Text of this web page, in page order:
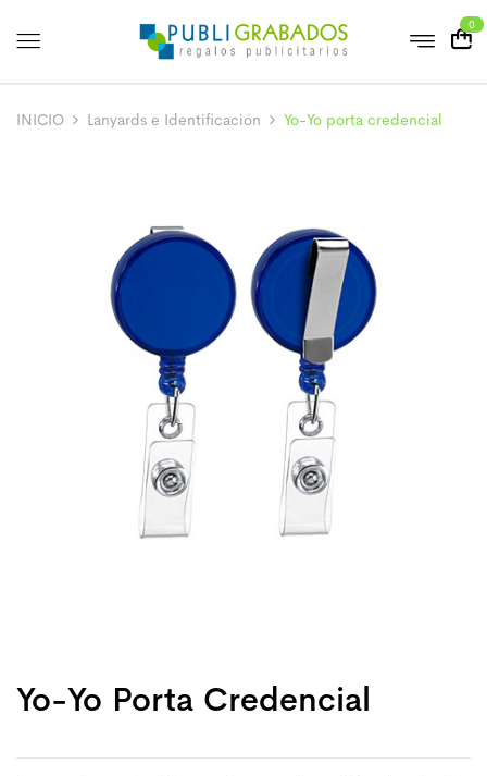
0
INICIO Lanyards e Identificación Yo-Yo porta credencial
Yo-Yo Porta Credencial